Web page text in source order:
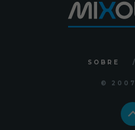
SOBRE
© 2007